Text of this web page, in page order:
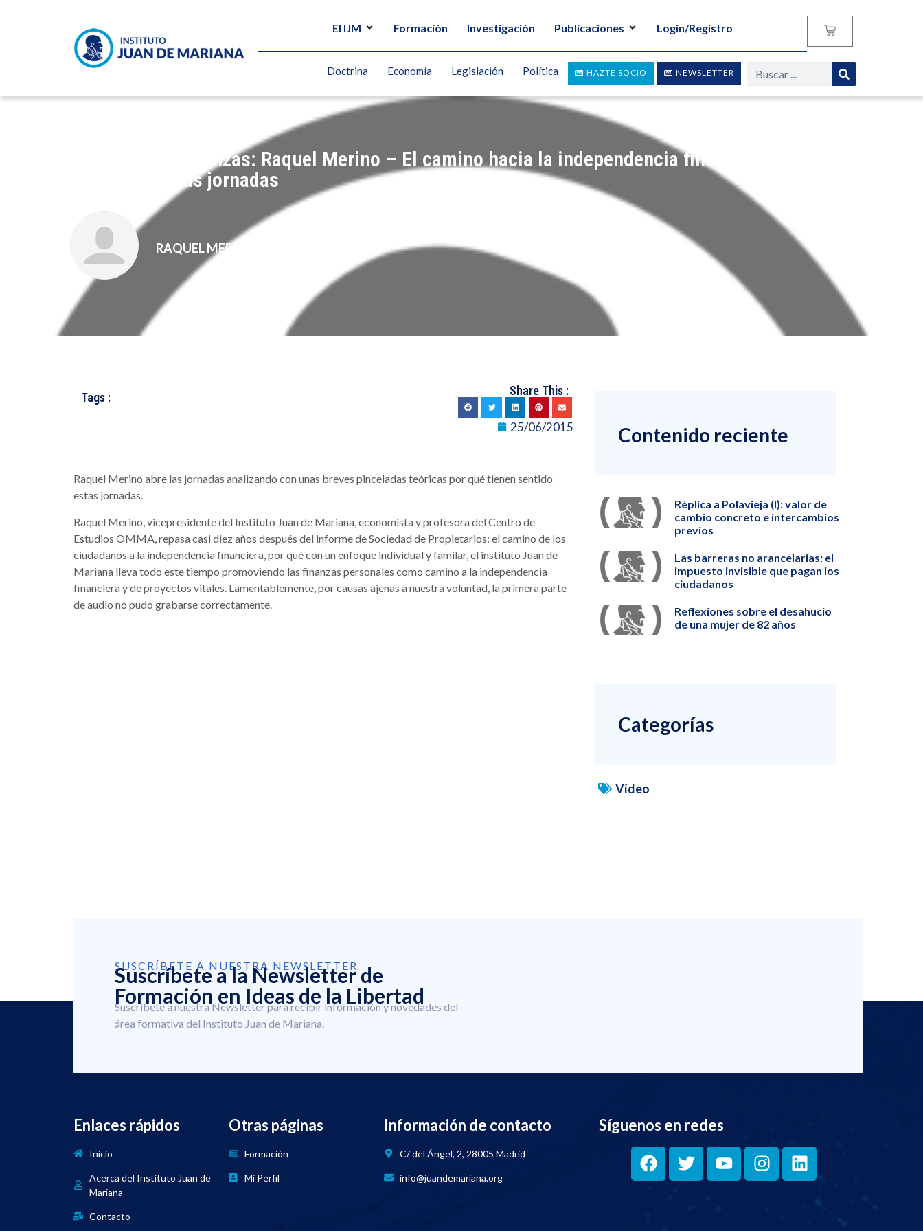
El IJM Formación Investigación Publicaciones Login/Registro
NEWSLETTER
HAZTE SOCIO
Doctrina Economía Legislación Política
I Jornada de Finanzas: Raquel Merino – El camino hacia la independencia financiera y el
porqué de estas jornadas
RAQUEL MERINO JARA
Tags : Share This :
25/06/2015
Raquel Merino abre las jornadas analizando con unas breves pinceladas teóricas por qué tienen sentido
estas jornadas.
Raquel Merino, vicepresidente del Instituto Juan de Mariana, economista y profesora del Centro de
Estudios OMMA, repasa casi diez años después del informe de Sociedad de Propietarios: el camino de los
ciudadanos a la independencia financiera, por qué con un enfoque individual y familar, el instituto Juan de
Mariana lleva todo este tiempo promoviendo las finanzas personales como camino a la independencia
financiera y de proyectos vitales. Lamentablemente, por causas ajenas a nuestra voluntad, la primera parte
de audio no pudo grabarse correctamente.
Contenido reciente
Réplica a Polavieja (I): valor de
cambio concreto e intercambios
previos
Las barreras no arancelarias: el
impuesto invisible que pagan los
ciudadanos
Reflexiones sobre el desahucio
de una mujer de 82 años
Categorías
Vídeo
SUSCRÍBETE A NUESTRA NEWSLETTER
Suscríbete a la Newsletter de
Formación en Ideas de la Libertad
Suscríbete a nuestra Newsletter para recibir información y novedades del
área formativa del Instituto Juan de Mariana.
Enlaces rápidos
Inicio
Acerca del Instituto Juan de
Mariana
Contacto
Otras páginas
Formación
Mi Perfil
Información de contacto
C/ del Ángel, 2, 28005 Madrid
info@juandemariana.org
Síguenos en redes